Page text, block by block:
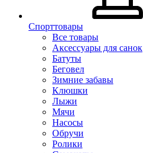
Спорттовары
Все товары
Аксессуары для санок
Батуты
Беговел
Зимние забавы
Клюшки
Лыжи
Мячи
Насосы
Обручи
Ролики